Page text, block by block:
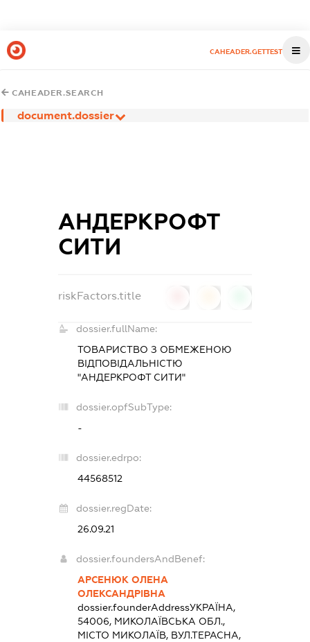
CAHEADER.GETTEST
CAHEADER.SEARCH
document.dossier
АНДЕРКРОФТ
СИТИ
riskFactors.title
dossier.fullName:
ТОВАРИСТВО З ОБМЕЖЕНОЮ
ВІДПОВІДАЛЬНІСТЮ
"АНДЕРКРОФТ СИТИ"
dossier.opfSubType:
-
dossier.edrpo:
44568512
dossier.regDate:
26.09.21
dossier.foundersAndBenef:
АРСЕНЮК ОЛЕНА
ОЛЕКСАНДРІВНА
dossier.founderAddressУКРАЇНА,
54006, МИКОЛАЇВСЬКА ОБЛ.,
МІСТО МИКОЛАЇВ, ВУЛ.ТЕРАСНА,